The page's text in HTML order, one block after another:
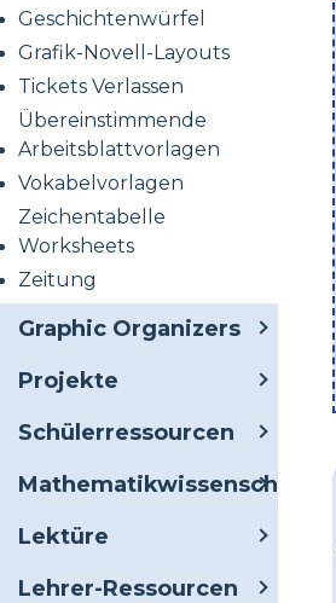
Geschichtenwürfel
Grafik-Novell-Layouts
Tickets Verlassen
Übereinstimmende
Arbeitsblattvorlagen
Vokabelvorlagen
Zeichentabelle
Worksheets
Zeitung
Graphic Organizers
Projekte
Schülerressourcen
Mathematikwissenschaften
Lektüre
Lehrer-Ressourcen